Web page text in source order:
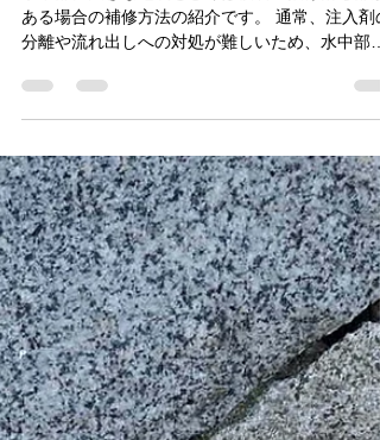
杉山信二
2024年5月24日
読了時間: 1分
水中部に大きな亀裂もしくは積石の抜け落ち部が
ある場合の補修方法の紹介です。 通常、注入剤
分離や流れ出しへの対処が難しいため、水中部の
石積みに大きな断面開口部がある場合は補修が困
難です。 写真は弊社が開発した水中打設が可能
石積専用接着剤（モルダムエースSタイプ）で
す。...